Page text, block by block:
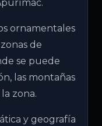
ornamentales
de
se puede
las montañas
zona.
y geografía